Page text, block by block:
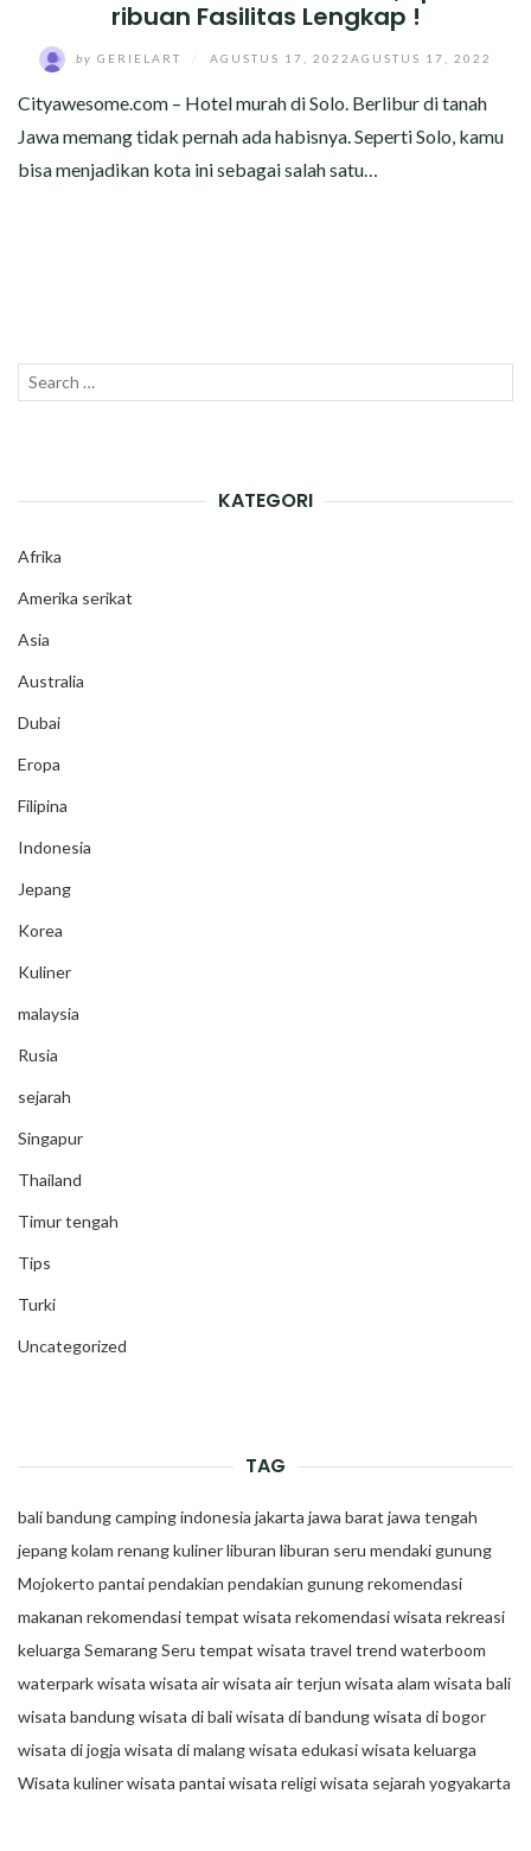
ribuan Fasilitas Lengkap !
by GERIELART AGUSTUS 17, 2022 AGUSTUS 17, 2022
Cityawesome.com – Hotel murah di Solo. Berlibur di tanah
Jawa memang tidak pernah ada habisnya. Seperti Solo, kamu
bisa menjadikan kota ini sebagai salah satu…
Search
KATEGORI
Afrika
Amerika serikat
Asia
Australia
Dubai
Eropa
Filipina
Indonesia
Jepang
Korea
Kuliner
malaysia
Rusia
sejarah
Singapur
Thailand
Timur tengah
Tips
Turki
Uncategorized
TAG
balibandungcampingindonesia jakarta jawa barat jawa tengah
jepangkolam renangkulinerliburan liburan seru mendaki gunung
Mojokerto pantaipendakian pendakian gunungrekomendasi
makanan rekomendasi tempat wisata rekomendasi wisata rekreasi
keluarga SemarangSeru tempat wisata travel trend waterboom
waterparkwisata wisata airwisata air terjun wisata alam wisata bali
wisata bandungwisata di baliwisata di bandungwisata di bogor
wisata di jogja wisata di malangwisata edukasiwisata keluarga
Wisata kulinerwisata pantaiwisata religiwisata sejarah yogyakarta